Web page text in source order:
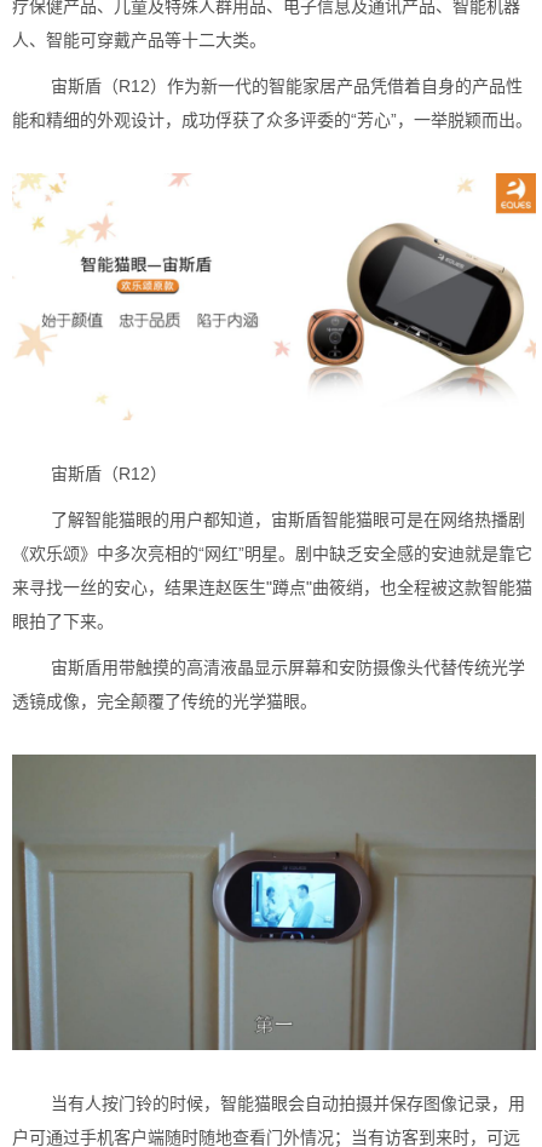
疗保健产品、儿童及特殊人群用品、电子信息及通讯产品、智能机器
人、智能可穿戴产品等十二大类。
宙斯盾（R12）作为新一代的智能家居产品凭借着自身的产品性
能和精细的外观设计，成功俘获了众多评委的“芳心”，一举脱颖而出。
宙斯盾（R12）
了解智能猫眼的用户都知道，宙斯盾智能猫眼可是在网络热播剧
《欢乐颂》中多次亮相的“网红”明星。剧中缺乏安全感的安迪就是靠它
来寻找一丝的安心，结果连赵医生"蹲点"曲筱绡，也全程被这款智能猫
眼拍了下来。
宙斯盾用带触摸的高清液晶显示屏幕和安防摄像头代替传统光学
透镜成像，完全颠覆了传统的光学猫眼。
当有人按门铃的时候，智能猫眼会自动拍摄并保存图像记录，用
户可通过手机客户端随时随地查看门外情况；当有访客到来时，可远